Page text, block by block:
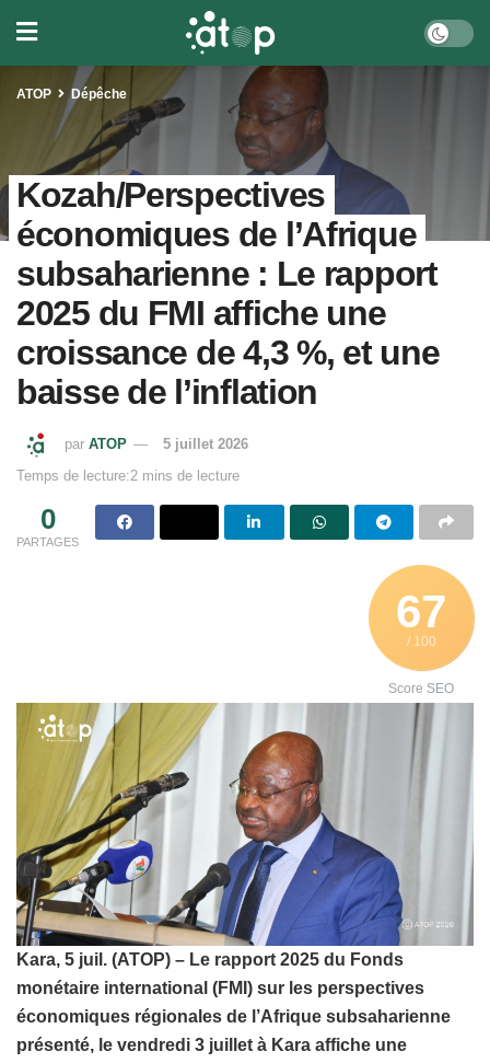
ATOP Dépêche
Kozah/Perspectives
économiques de l’Afrique
subsaharienne : Le rapport
2025 du FMI affiche une
croissance de 4,3 %, et une
baisse de l’inflation
par ATOP
5 juillet 2026
Temps de lecture:2 mins de lecture
0
PARTAGES
67
/ 100
Score SEO
Kara, 5 juil. (ATOP) – Le rapport 2025 du Fonds
monétaire international (FMI) sur les perspectives
économiques régionales de l’Afrique subsaharienne
présenté, le vendredi 3 juillet à Kara affiche une